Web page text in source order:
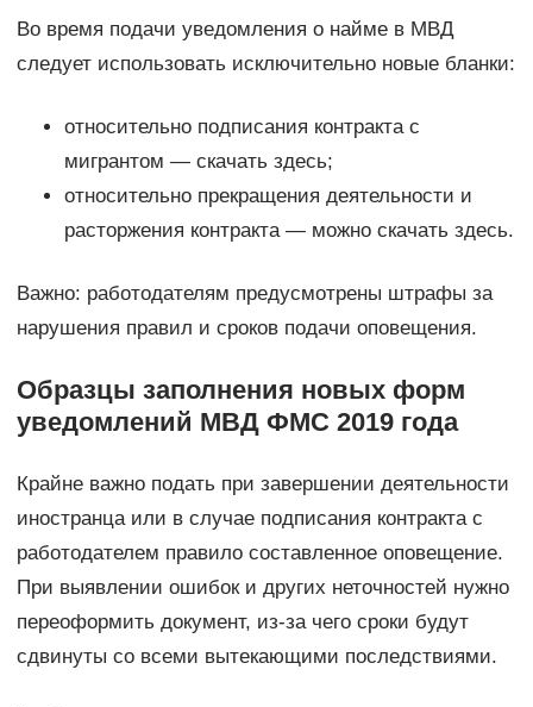
Во время подачи уведомления о найме в МВД
следует использовать исключительно новые бланки:
относительно подписания контракта с
мигрантом — скачать здесь;
относительно прекращения деятельности и
расторжения контракта — можно скачать здесь.
Важно: работодателям предусмотрены штрафы за
нарушения правил и сроков подачи оповещения.
Образцы заполнения новых форм
уведомлений МВД ФМС 2019 года
Крайне важно подать при завершении деятельности
иностранца или в случае подписания контракта с
работодателем правило составленное оповещение.
При выявлении ошибок и других неточностей нужно
переоформить документ, из-за чего сроки будут
сдвинуты со всеми вытекающими последствиями.